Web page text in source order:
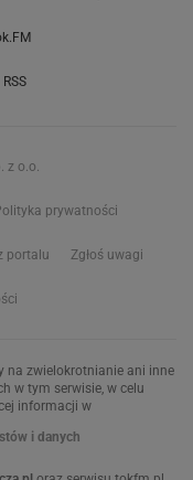
RSS
z o.o.
prywatności
portalu Zgłoś uwagi
na zwielokrotnianie ani inne
w tym serwisie, w celu
informacji w
i danych